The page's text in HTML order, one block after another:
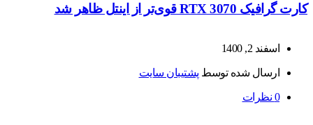
کارت گرافیک RTX 3070 قوی‌تر از اینتل ظاهر شد
اسفند 2, 1400
ارسال شده توسط پشتیبان سایت
0 نظرات